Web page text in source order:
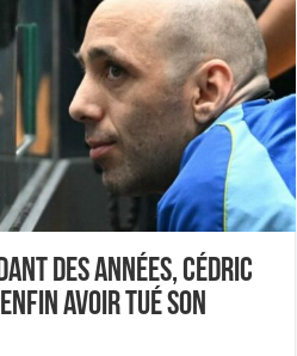
des années, Cédric
avoir tué son